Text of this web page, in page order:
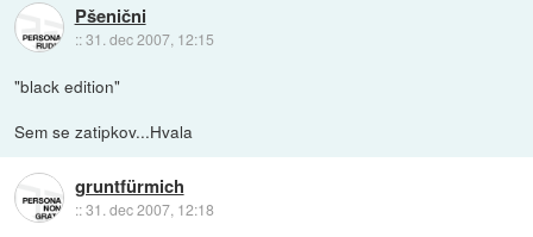
Pšenični
::31. dec 2007, 12:15
"black edition"
Sem se zatipkov...Hvala
gruntfürmich
::31. dec 2007, 12:18